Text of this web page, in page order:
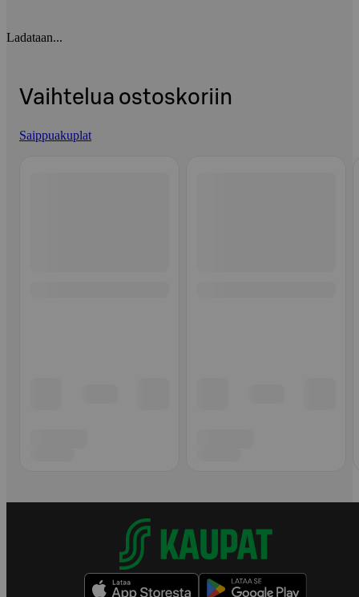
Ladataan...
Vaihtelua ostoskoriin
Saippuakuplat